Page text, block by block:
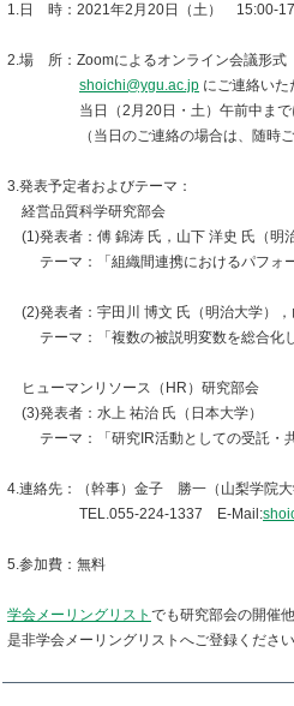
1.日 時：2021年2月20日（土） 15:00-
2.場 所：Zoomによるオンライン会議形式
shoichi@ygu.ac.jp にご連絡い
当日（2月20日・土）午前中までに
（当日のご連絡の場合は、随時ご連
3.発表予定者およびテーマ：
経営品質科学研究部会
(1)発表者：傅 錦涛 氏，山下 洋史 氏（明
テーマ：「組織間連携におけるパフォ
(2)発表者：宇田川 博文 氏（明治大学）
テーマ：「複数の被説明変数を総合化
ヒューマンリソース（HR）研究部会
(3)発表者：水上 祐治 氏（日本大学）
テーマ：「研究IR活動としての受託・
4.連絡先：（幹事）金子 勝一（山梨学院
TEL.055-224-1337 E-Mail:
5.参加費：無料
学会メーリングリスト でも研究部会の開催
是非学会メーリングリストへご登録くださ